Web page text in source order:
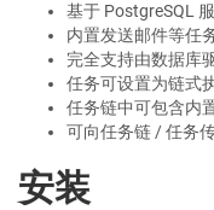
基于 PostgreSQL
内置发送邮件等任
完全支持由数据库
任务可设置为链式
任务链中可包含内
可向任务链 / 任务
安装